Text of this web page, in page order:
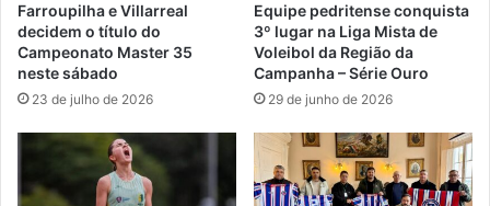
Farroupilha e Villarreal
decidem o título do
Campeonato Master 35
neste sábado
23 de julho de 2026
Equipe pedritense conquista
3º lugar na Liga Mista de
Voleibol da Região da
Campanha – Série Ouro
29 de junho de 2026